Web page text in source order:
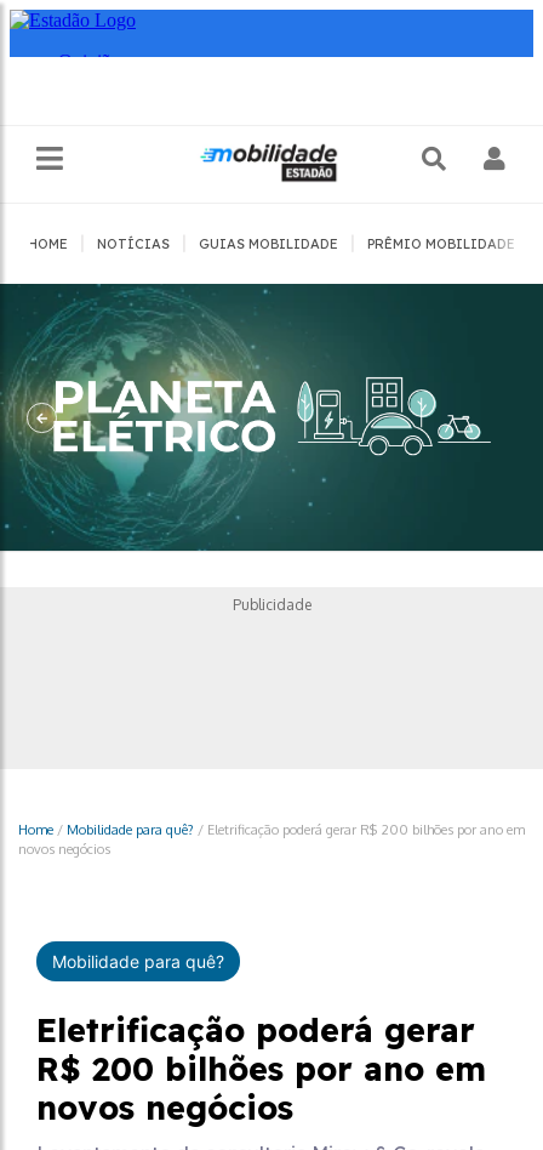
HOME NOTÍCIAS GUIAS MOBILIDADE PRÊMIO MOBILIDADE
Publicidade
Home / Mobilidade para quê? / Eletrificação poderá gerar R$ 200 bilhões por ano em
novos negócios
Mobilidade para quê?
Eletrificação poderá gerar
R$ 200 bilhões por ano em
novos negócios